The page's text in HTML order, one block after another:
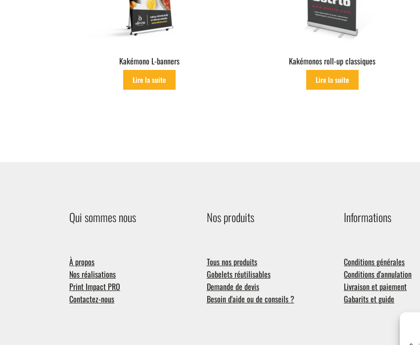
Kakémono L-banners
Lire la suite
Kakémonos roll-up classiques
Lire la suite
Qui sommes nous
À propos
Nos réalisations
Print Impact PRO
Contactez-nous
Nos produits
Tous nos produits
Gobelets réutilisables
Demande de devis
Besoin d'aide ou de conseils ?
Informations
Conditions générales
Conditions d'annulation
Livraison et paiement
Gabarits et guide